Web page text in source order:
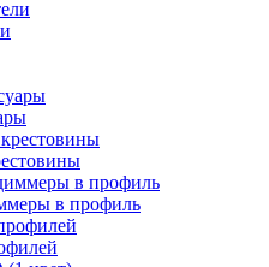
в профиль